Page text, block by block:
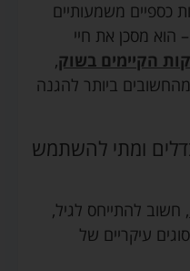
כספיים משמעותיים
הוא מסכן את חיי
הקיימים בשוק,
ביותר להגנה
ומתי להשתמש
, חשוב להתייחס לגיל,
עיקריים של